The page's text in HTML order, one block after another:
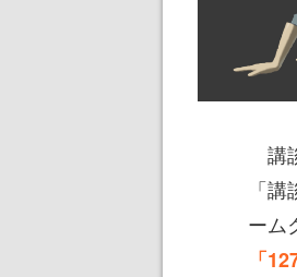
講
「
ーム
「